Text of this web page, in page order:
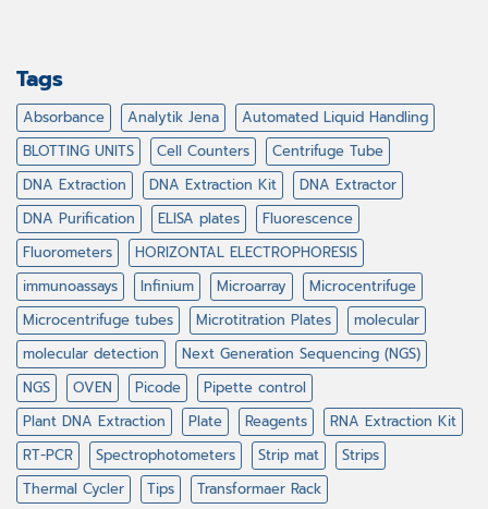
Tags
Absorbance Analytik Jena
Automated Liquid Handling
BLOTTING UNITS
Cell Counters
Centrifuge Tube
DNA Extraction
DNA Extraction Kit
DNA Extractor
DNA Purification
ELISA plates
Fluorescence
Fluorometers
HORIZONTAL ELECTROPHORESIS
immunoassays
Infinium Microarray
Microcentrifuge
Microcentrifuge tubes
Microtitration Plates
molecular
molecular detection
Next Generation Sequencing (NGS)
NGS
OVEN Picode
Pipette control
Plant DNA Extraction
Plate Reagents
RNA Extraction Kit
RT-PCR
Spectrophotometers Strip mat
Strips
Thermal Cycler
Tips
Transformaer Rack